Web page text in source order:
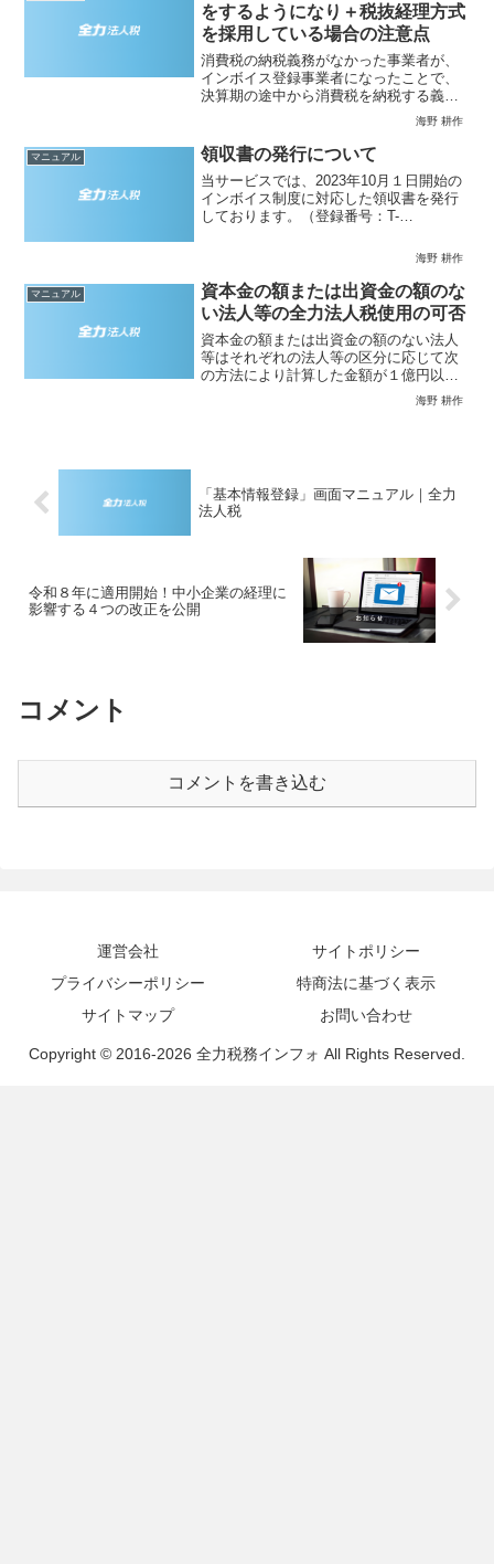
をするようになり＋税抜経理方式
を採用している場合の注意点
消費税の納税義務がなかった事業者が、
インボイス登録事業者になったことで、
決算期の途中から消費税を納税する義務
が出てきた場合に、全力法人税へ仕訳帳
データをインポートする際に以下の注意
点があります。税抜経理方式を採用して
いる場合は、消費税の納税...
海野 耕作
マニュアル 領収書の発行について
当サービスでは、2023年10月１日開始の
インボイス制度に対応した領収書を発行
しております。（登録番号：T-
領収書は、システム内で出力可能です。
ログイン後の画面右上の「決算期」の表
示をご確認い...
海野 耕作
マニュアル
資本金の額または出資金の額のな
い法人等の全力法人税使用の可否
資本金の額または出資金の額のない法人
等はそれぞれの法人等の区分に応じて次
の方法により計算した金額が１億円以下
でない場合は全力法人税をご利用いただ
けませんのでご注意ください。① 資本
海野 耕作
「基本情報登録」画面マニュアル｜全力
法人税
令和８年に適用開始！中小企業の経理に
影響する４つの改正を公開
コメント
コメントを書き込む
運営会社
サイトポリシー
プライバシーポリシー
特商法に基づく表示
サイトマップ
お問い合わせ
Copyright © 2016-2026 全力税務インフォ All Rights Reserved.